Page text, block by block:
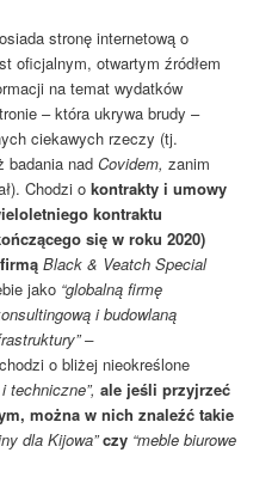
stronę internetową o
oficjalnym, otwartym źródłem
na temat wydatków
– która ukrywa brudy –
ciekawych rzeczy (tj.
badania nadCovidem, zanim
Chodzi okontrakty i umowy
kontraktu
się w roku 2020)
firmąBlack & Veatch Special
jako “globalną firmę
i budowlaną
–
o bliżej nieokreślone
techniczne”, ale jeśli przyjrzeć
można w nich znaleźć takie
dla Kijowa”czy “meble biurowe